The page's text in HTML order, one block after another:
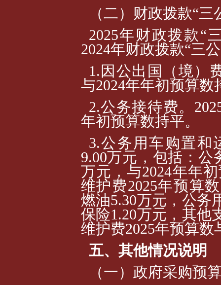
（二）财政拨款“
2025年财政拨款“
2024年财政拨款“三
1.因公出国（境）
与2024年年初预算数
2.公务接待费。
年初预算数持平。
3.公务用车购置和
9.00万元，包括：公
万元，与2024年年
维护费2025年预算
燃油5.30万元，公务
保险1.20万元，其他
维护费2025年预算数
五、其他情况说明
（一）政府采购预